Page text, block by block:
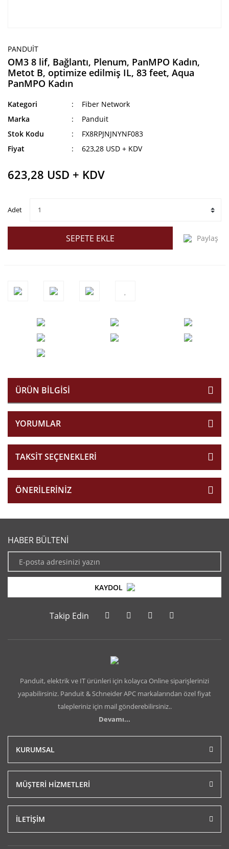
PANDUIT
OM3 8 lif, Bağlantı, Plenum, PanMPO Kadın,
Metot B, optimize edilmiş IL, 83 feet, Aqua
PanMPO Kadın
Kategori
Fiber Network
Marka
Panduit
Stok Kodu
FX8RPJNJNYNF083
Fiyat
623,28 USD + KDV
623,28 USD + KDV
Adet
SEPETE EKLE Paylaş
ÜRÜN BILGISI
YORUMLAR
TAKSIT SEÇENEKLERI
ÖNERILERINIZ
HABER BÜLTENİ
KAYDOL
Takip Edin
Panduit, elektrik ve IT ürünleri için kolayca Online siparişlerinizi
yapabilirsiniz. Panduit & Schneider APC markalarından özel fiyat
talepleriniz için mail gönderebilirsiniz..
Devamı...
KURUMSAL
MÜŞTERİ HİZMETLERİ
İLETİŞİM